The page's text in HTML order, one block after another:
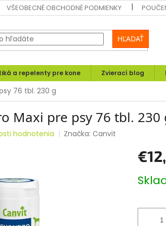
VŠEOBECNÉ OBCHODNÉ PODMIENKY
HĽADAŤ
a repelenty pre kone Zvierací blog
76 tbl. 230 g
Maxi pre psy 76 tbl. 230
hodnotenia Značka:Canvit
cena: